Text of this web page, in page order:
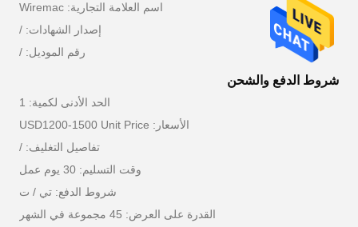
اسم العلامة التجارية: Wiremac
إصدار الشهادات: /
رقم الموديل: /
شروط الدفع والشحن
الحد الأدنى لكمية: 1
الأسعار: USD1200-1500 Unit Price
تفاصيل التغليف: /
وقت التسليم: 30 يوم عمل
شروط الدفع: تي / ت
القدرة على العرض: 45 مجموعة في الشهر